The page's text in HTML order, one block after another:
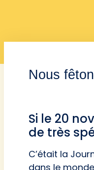
Nous
Si le 20
de très
C’était la
dans le